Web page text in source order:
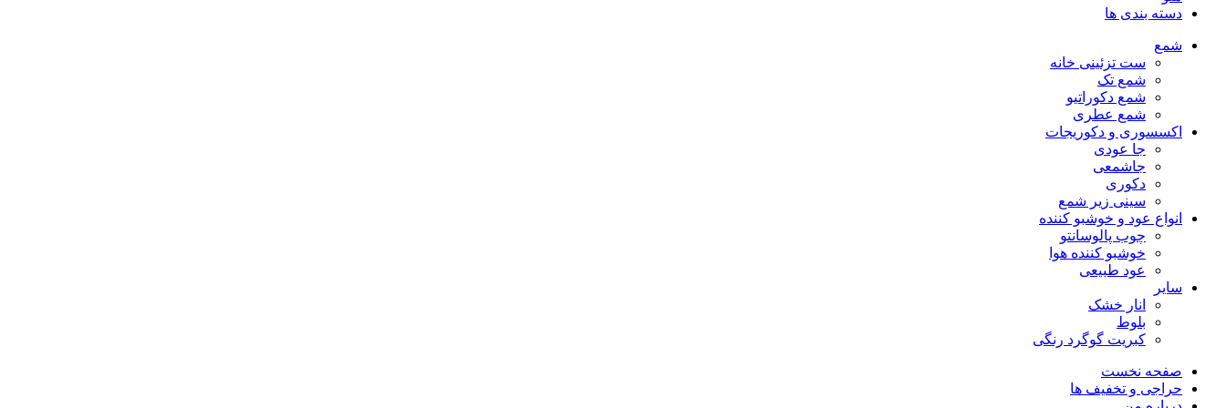
دسته بندی ها
شمع
ست تزئینی خانه
شمع تک
شمع دکوراتیو
شمع عطری
اکسسوری و دکوریجات
جا عودی
جاشمعی
دکوری
سینی زیر شمع
انواع عود و خوشبو کننده
چوب پالوسانتو
خوشبو کننده هوا
عود طبیعی
سایر
انار خشک
بلوط
کبریت گوگرد رنگی
صفحه نخست
حراجی و تخفیف ها